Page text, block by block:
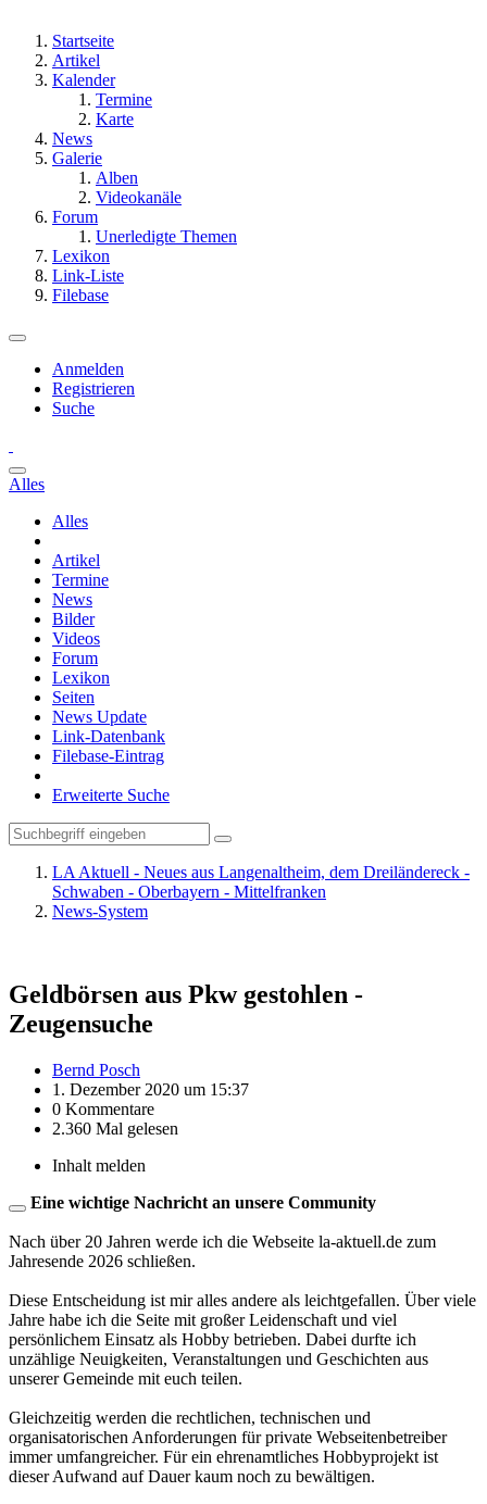
Startseite
Artikel
Kalender
Termine
Karte
News
Galerie
Alben
Videokanäle
Forum
Unerledigte Themen
Lexikon
Link-Liste
Filebase
Anmelden
Registrieren
Suche
Alles
Alles
Artikel
Termine
News
Bilder
Videos
Forum
Lexikon
Seiten
News Update
Link-Datenbank
Filebase-Eintrag
Erweiterte Suche
LA Aktuell - Neues aus Langenaltheim, dem Dreiländereck -
Schwaben - Oberbayern - Mittelfranken
News-System
Geldbörsen aus Pkw gestohlen -
Zeugensuche
Bernd Posch
1. Dezember 2020 um 15:37
0 Kommentare
2.360 Mal gelesen
Inhalt melden
Eine wichtige Nachricht an unsere Community
Nach über 20 Jahren werde ich die Webseite la-aktuell.de zum
Jahresende 2026 schließen.
Diese Entscheidung ist mir alles andere als leichtgefallen. Über viele
Jahre habe ich die Seite mit großer Leidenschaft und viel
persönlichem Einsatz als Hobby betrieben. Dabei durfte ich
unzählige Neuigkeiten, Veranstaltungen und Geschichten aus
unserer Gemeinde mit euch teilen.
Gleichzeitig werden die rechtlichen, technischen und
organisatorischen Anforderungen für private Webseitenbetreiber
immer umfangreicher. Für ein ehrenamtliches Hobbyprojekt ist
dieser Aufwand auf Dauer kaum noch zu bewältigen.